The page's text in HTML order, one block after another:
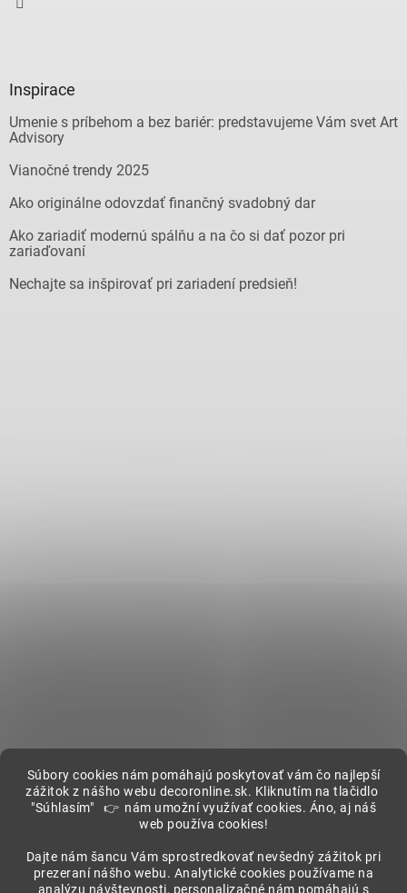
Súbory cookies nám pomáhajú poskytovať vám čo najlepší
zážitok z nášho webu decoronline.sk. Kliknutím na tlačidlo
"Súhlasím" 👉 nám umožní využívať cookies. Áno, aj náš
web používa cookies!
Dajte nám šancu Vám sprostredkovať nevšedný zážitok pri
prezeraní nášho webu. Analytické cookies používame na
analýzu návštevnosti, personalizačné nám pomáhajú s
Inspirace
Umenie s príbehom a bez bariér: predstavujeme Vám svet Art
Advisory
Vianočné trendy 2025
Ako originálne odovzdať finančný svadobný dar
Ako zariadiť modernú spálňu a na čo si dať pozor pri
zariaďovaní
Nechajte sa inšpirovať pri zariadení predsieň!
Showroom